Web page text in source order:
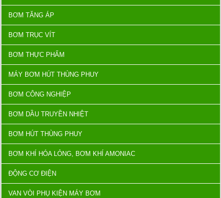
BƠM TĂNG ÁP
BƠM TRỤC VÍT
BƠM THỰC PHẨM
MÁY BƠM HÚT THÙNG PHUY
BƠM CÔNG NGHIỆP
BƠM DẦU TRUYỀN NHIỆT
BƠM HÚT THÙNG PHUY
BƠM KHÍ HÓA LỎNG, BƠM KHÍ AMONIAC
ĐỘNG CƠ ĐIỆN
VAN VÒI PHỤ KIỆN MÁY BƠM